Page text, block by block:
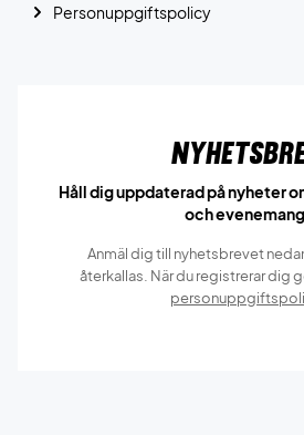
Personuppgiftspolicy
Håll dig uppdaterad på nyheter
och
Anmäl dig till nyhetsbrevet
återkallas. När du registrerar dig